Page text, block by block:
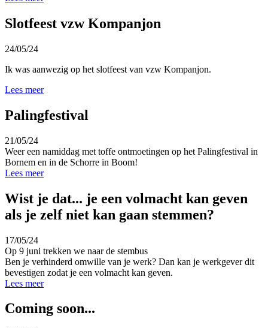
Slotfeest vzw Kompanjon
24/05/24
Ik was aanwezig op het slotfeest van vzw Kompanjon.
Lees meer
Palingfestival
21/05/24
Weer een namiddag met toffe ontmoetingen op het Palingfestival in
Bornem en in de Schorre in Boom!
Lees meer
Wist je dat... je een volmacht kan geven
als je zelf niet kan gaan stemmen?
17/05/24
Op 9 juni trekken we naar de stembus
Ben je verhinderd omwille van je werk? Dan kan je werkgever dit
bevestigen zodat je een volmacht kan geven.
Lees meer
Coming soon...